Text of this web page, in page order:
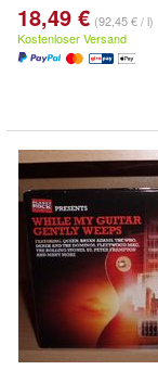
18,49 € (92,45 € / l)
Kostenloser Versand